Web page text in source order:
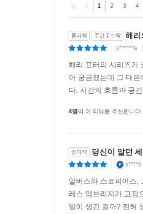
1 2 3 4
종이책 주간우수작 해리
s******a
해리 포터의 시리즈가
아 궁금했는데 그 대
다. 시간의 흐름과 공
4명이 이 리뷰를 추천합니다.
종이책 당신이 알던
s****8
알버스와 스코피어스,
레스 엄브리지가 교장
일이 생긴 걸까? 전혀